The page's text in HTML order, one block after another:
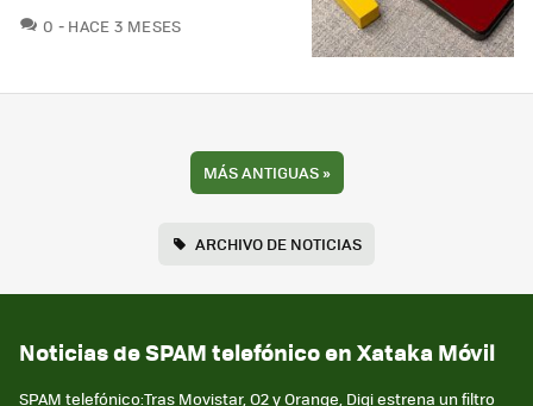
0 COMENTARIOS
HACE 3 MESES
MÁS ANTIGUAS»
ARCHIVO DE NOTICIAS
Noticias de SPAM telefónico en Xataka Móvil
SPAM telefónico:Tras Movistar, O2 y Orange, Digi estrena un filtro